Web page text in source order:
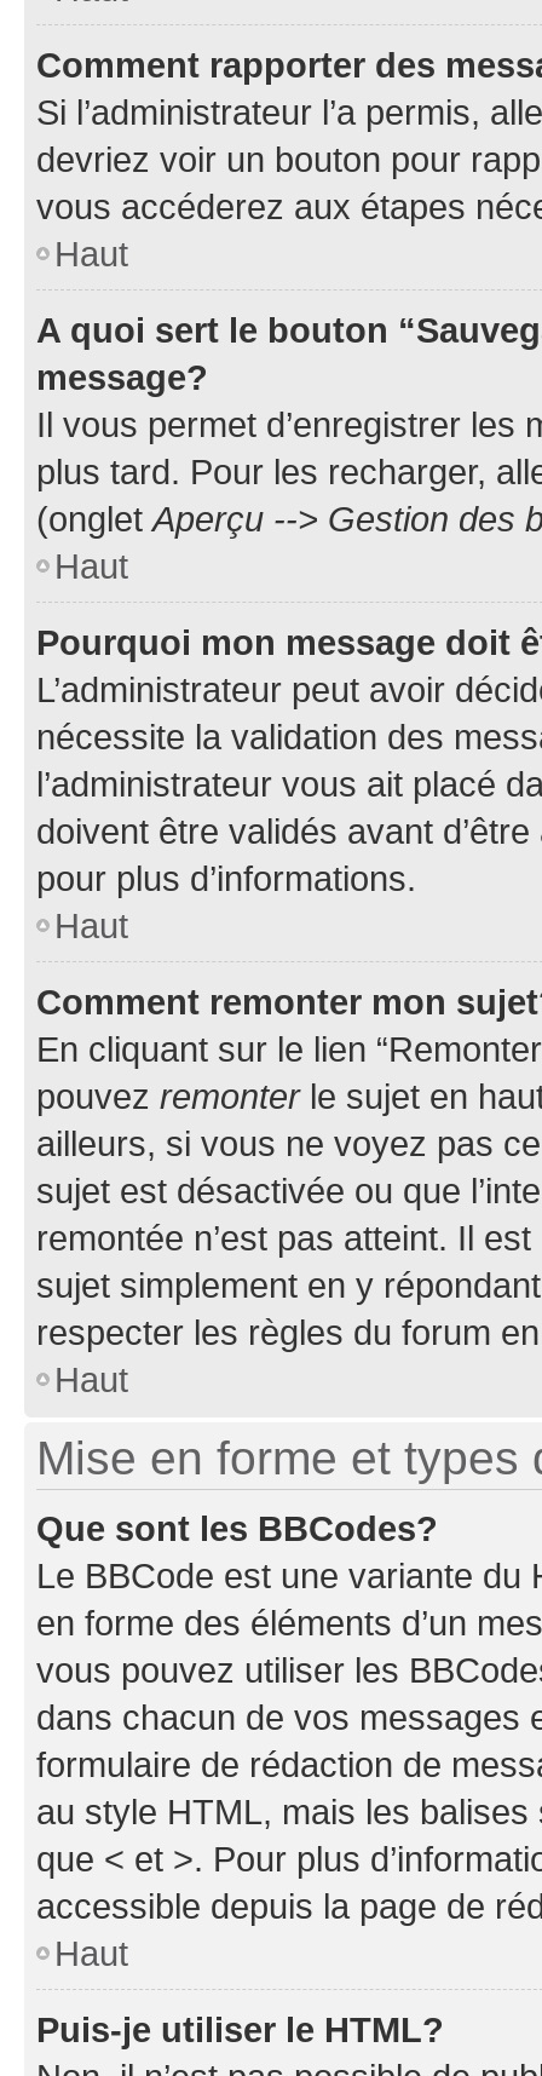
Comment rapporter des
Si l’administrateur l’a permis,
devriez voir un bouton pour
vous accéderez aux étapes
Haut
A quoi sert le bouton
message?
Il vous permet d’enregistrer
plus tard. Pour les recharger,
(ongletAperçu --> Gestion des
Haut
Pourquoi mon message doit
L’administrateur peut avoir
nécessite la validation des
l’administrateur vous ait placé
doivent être validés avant
pour plus d’informations.
Haut
Comment remonter mon
En cliquant sur le lien
pouvez remonterle sujet en
ailleurs, si vous ne voyez pas
sujet est désactivée ou que
remontée n’est pas atteint. Il
sujet simplement en y
respecter les règles du forum
Haut
Mise en forme et types
Que sont les BBCodes?
Le BBCode est une variante du
en forme des éléments d’un
vous pouvez utiliser les
dans chacun de vos messages
formulaire de rédaction de
au style HTML, mais les
que < et >. Pour plus
accessible depuis la page de
Haut
Puis-je utiliser le HTML?